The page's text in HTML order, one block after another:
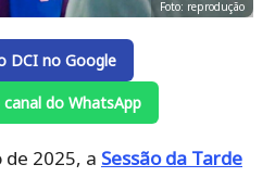
Foto: reprodução
DCI no Google
do WhatsApp
2025, a Sessão da Tarde